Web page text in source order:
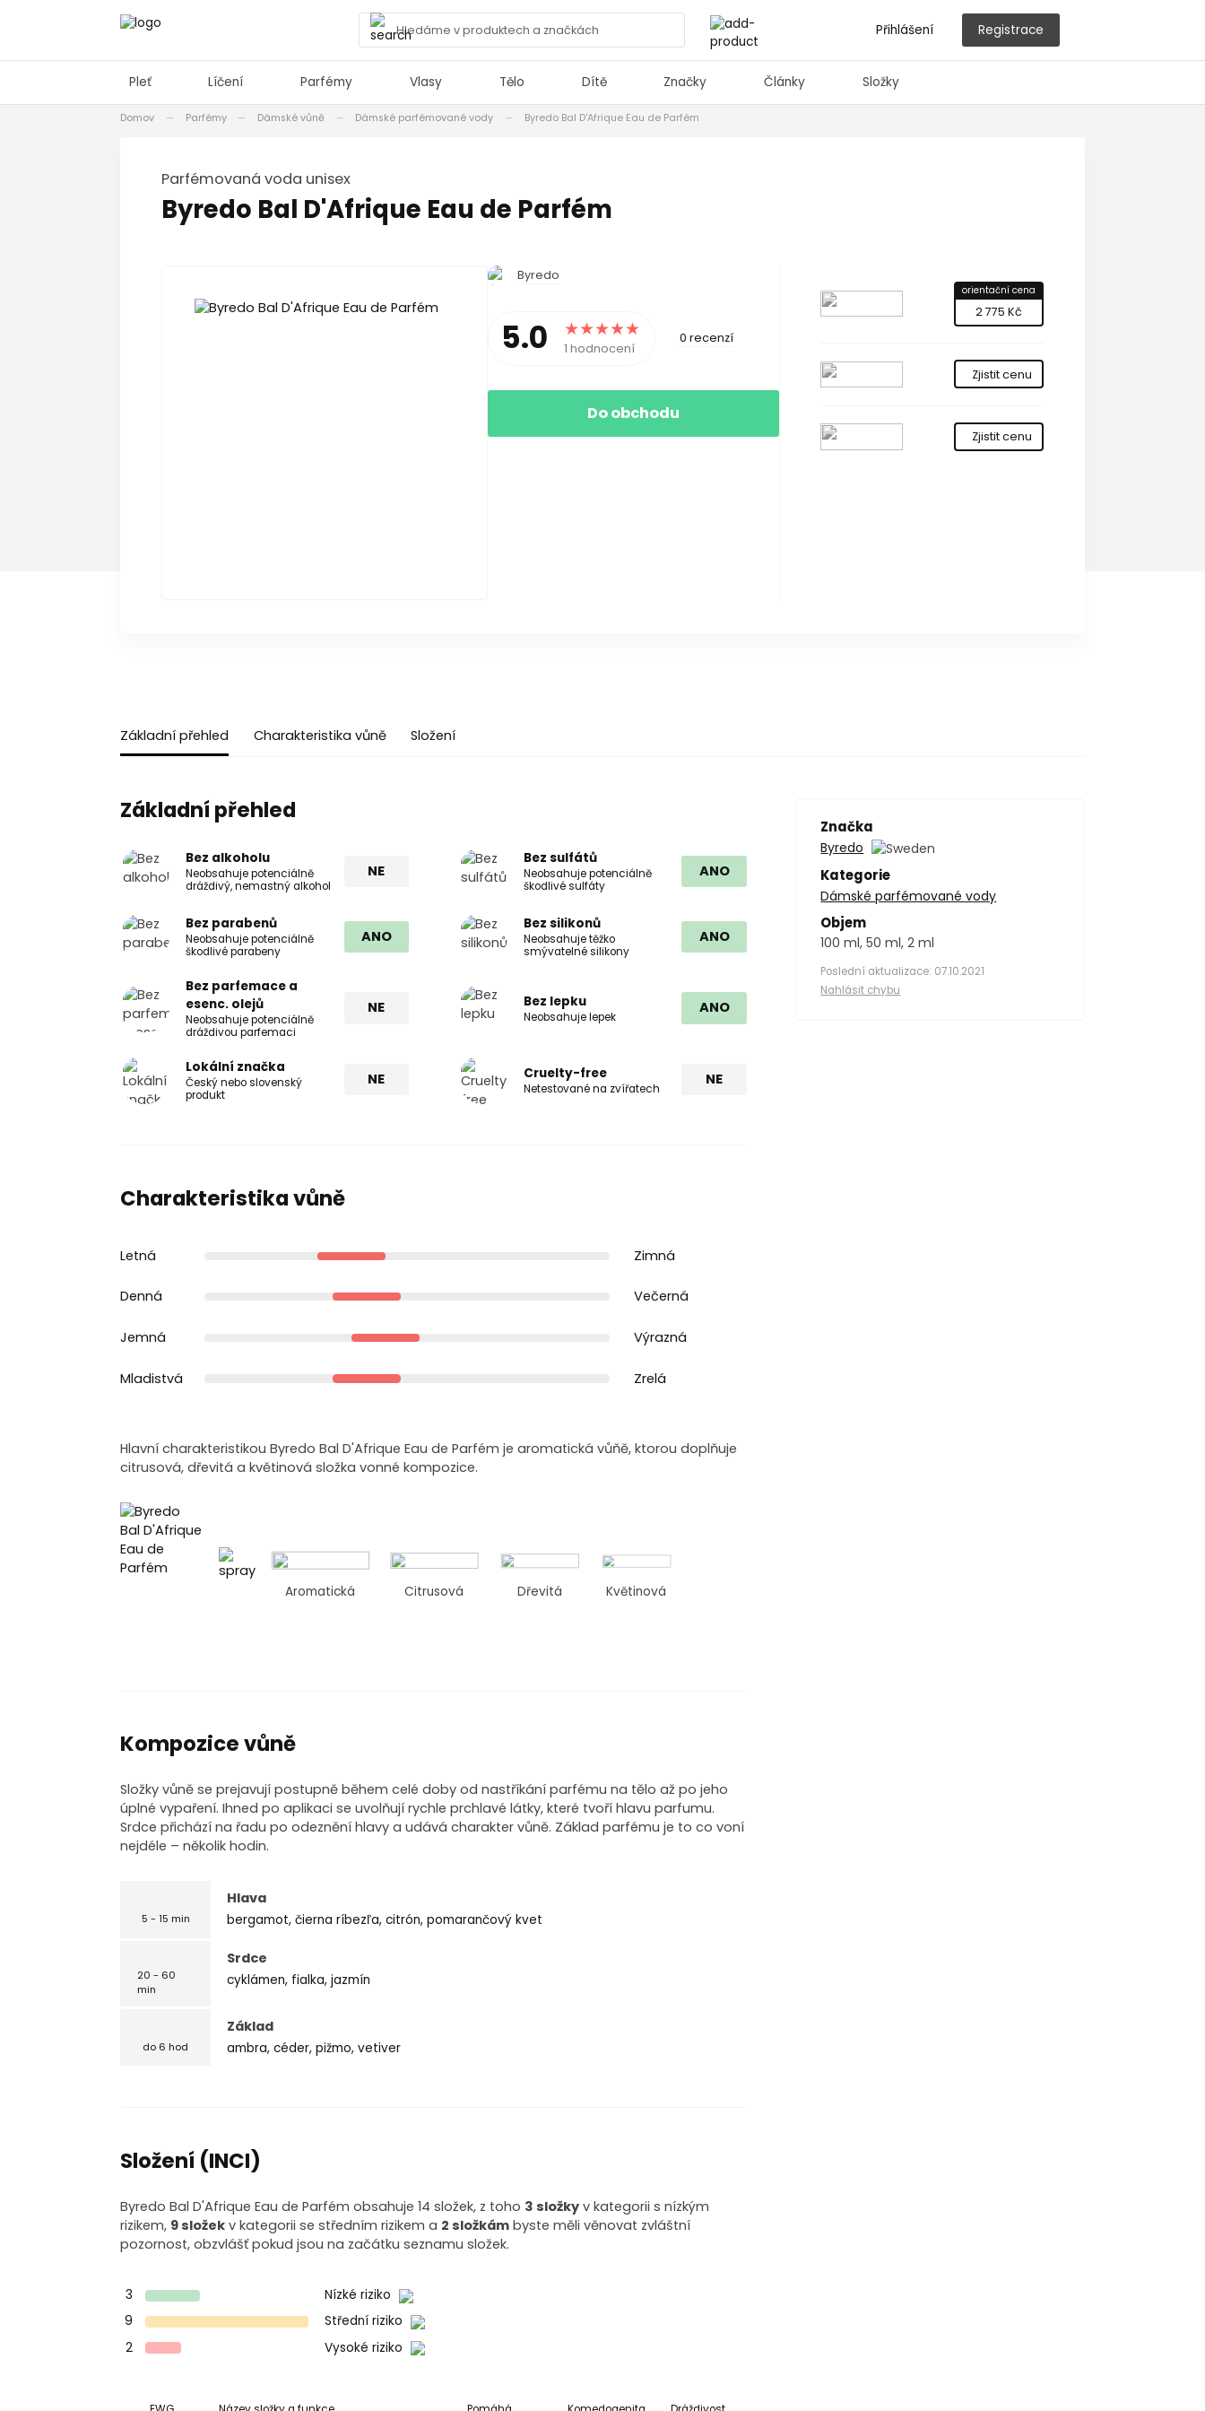
Přihlášení Registrace
Pleť Líčení Parfémy Vlasy Tělo Dítě Značky Články Složky
Domov Parfémy Dámské vůně Dámské parfémované vody Byredo Bal D'Afrique Eau de Parfém
Parfémovaná voda unisex
Byredo Bal D'Afrique Eau de Parfém
Byredo
5.0 1 hodnocení
0 recenzí
Do obchodu
orientační cena
2 775 Kč
Zjistit cenu
Zjistit cenu
Základní přehled Charakteristika vůně Složení
Základní přehled
Bez alkoholu
Neobsahuje potenciálně
dráždivý, nemastný alkohol
NE
Bez sulfátů
Neobsahuje potenciálně
škodlivé sulfáty
ANO
Bez parabenů
Neobsahuje potenciálně
škodlivé parabeny
ANO
Bez silikonů
Neobsahuje těžko
smývatelné silikony
ANO
Bez parfemace a
esenc. olejů
Neobsahuje potenciálně
dráždivou parfemaci
NE Bez lepku
Neobsahuje lepek
ANO
Lokální značka
Český nebo slovenský
produkt
NE Cruelty-free
Netestované na zvířatech
NE
Charakteristika vůně
Letná Zimná
Denná Večerná
Jemná Výrazná
Mladistvá Zrelá
Hlavní charakteristikou Byredo Bal D'Afrique Eau de Parfém je aromatická vůňě, ktorou doplňuje
citrusová, dřevitá a květinová složka vonné kompozice.
Aromatická Citrusová Dřevitá Květinová
Kompozice vůně
Složky vůně se prejavují postupně během celé doby od nastříkání parfému na tělo až po jeho
úplné vypaření. Ihned po aplikaci se uvolňují rychle prchlavé látky, které tvoří hlavu parfumu.
Srdce přichází na řadu po odeznění hlavy a udává charakter vůně. Základ parfému je to co voní
nejdéle – několik hodin.
5 - 15 min
Hlava
bergamot, čierna ríbezľa, citrón, pomarančový kvet
20 - 60
min
Srdce
cyklámen, fialka, jazmín
do 6 hod
Základ
ambra, céder, pižmo, vetiver
Složení (INCI)
Byredo Bal D'Afrique Eau de Parfém obsahuje 14 složek, z toho 3 složky v kategorii s nízkým
rizikem, 9 složek v kategorii se středním rizikem a 2 složkám byste měli věnovat zvláštní
pozornost, obzvlášť pokud jsou na začátku seznamu složek.
3
Nízké riziko
9
Střední riziko
2
Vysoké riziko
Značka
Byredo
Kategorie
Dámské parfémované vody
Objem
100 ml, 50 ml, 2 ml
Poslední aktualizace: 07.10.2021
Nahlásit chybu